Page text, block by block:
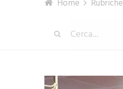
Home Rubriche